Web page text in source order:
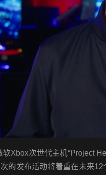
次世代主机“Project
的发布活动将着重在未来